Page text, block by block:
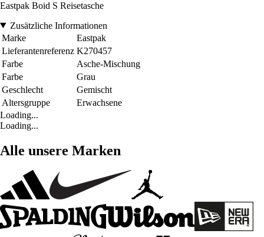
Eastpak Boid S Reisetasche
Zusätzliche Informationen
Marke
Eastpak
Lieferantenreferenz K270457
Farbe
Asche-Mischung
Farbe
Grau
Geschlecht
Gemischt
Altersgruppe
Erwachsene
Loading...
Loading...
Alle unsere Marken